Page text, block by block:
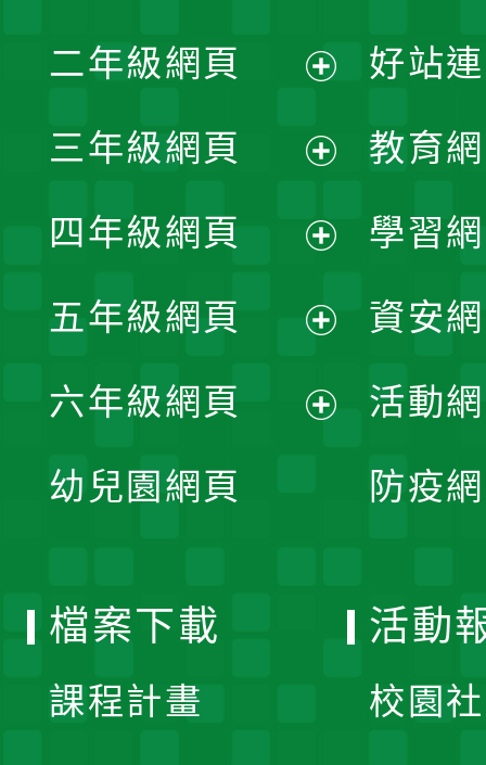
開
選
單
二年級網頁
開
選
單
三年級網頁
開
選
單
四年級網頁
開
選
五年級網頁
開
六年級網頁
幼兒園網頁
好站
教育
學習
資安
活動
防疫
檔案下載
課程計畫
活動
校園